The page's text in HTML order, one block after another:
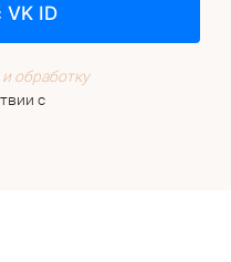
VK ID
и обработку
с